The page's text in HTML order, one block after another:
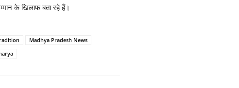
के खिलाफ बता रहे हैं।
Madhya Pradesh News